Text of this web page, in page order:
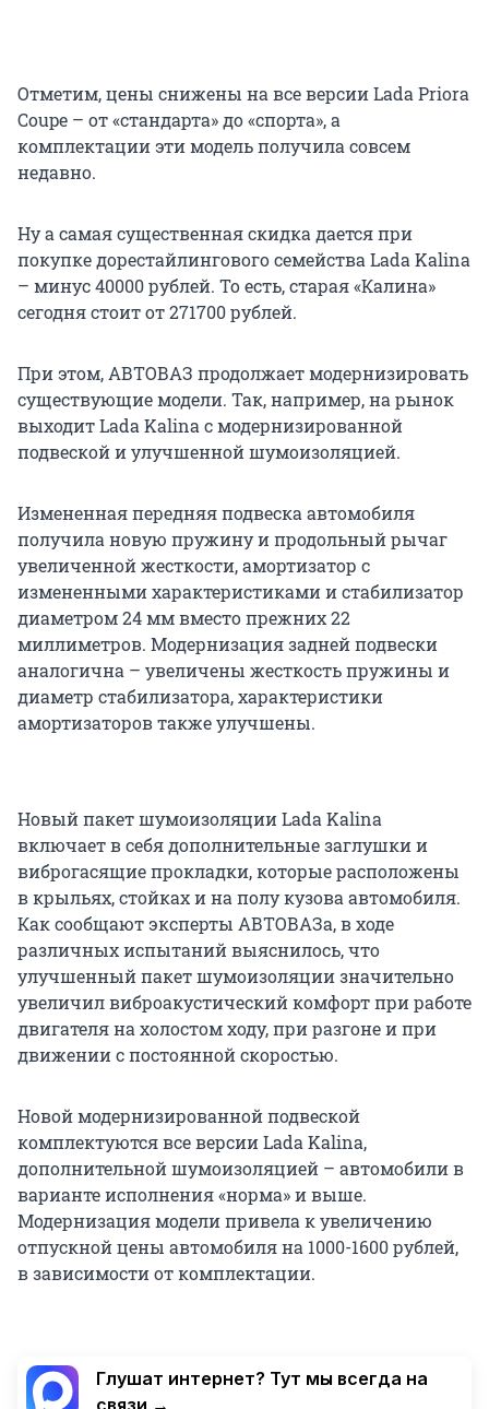
Отметим, цены снижены на все версии Lada Priora
Coupe – от «стандарта» до «спорта», а
комплектации эти модель получила совсем
недавно.
Ну а самая существенная скидка дается при
покупке дорестайлингового семейства Lada Kalina
– минус 40000 рублей. То есть, старая «Калина»
сегодня стоит от 271700 рублей.
При этом, АВТОВАЗ продолжает модернизировать
существующие модели. Так, например, на рынок
выходит Lada Kalina с модернизированной
подвеской и улучшенной шумоизоляцией.
Измененная передняя подвеска автомобиля
получила новую пружину и продольный рычаг
увеличенной жесткости, амортизатор с
измененными характеристиками и стабилизатор
диаметром 24 мм вместо прежних 22
миллиметров. Модернизация задней подвески
аналогична – увеличены жесткость пружины и
диаметр стабилизатора, характеристики
амортизаторов также улучшены.
Новый пакет шумоизоляции Lada Kalina
включает в себя дополнительные заглушки и
виброгасящие прокладки, которые расположены
в крыльях, стойках и на полу кузова автомобиля.
Как сообщают эксперты АВТОВАЗа, в ходе
различных испытаний выяснилось, что
улучшенный пакет шумоизоляции значительно
увеличил виброакустический комфорт при работе
двигателя на холостом ходу, при разгоне и при
движении с постоянной скоростью.
Новой модернизированной подвеской
комплектуются все версии Lada Kalina,
дополнительной шумоизоляцией – автомобили в
варианте исполнения «норма» и выше.
Модернизация модели привела к увеличению
отпускной цены автомобиля на 1000-1600 рублей,
в зависимости от комплектации.
Глушат интернет? Тут мы всегда на
связи →